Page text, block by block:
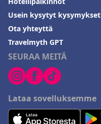
SEURAA MEITÄ
Lataa sovelluksemme
Usein kysytyt kysymykset
Ota yhteyttä
Travelmyth GPT